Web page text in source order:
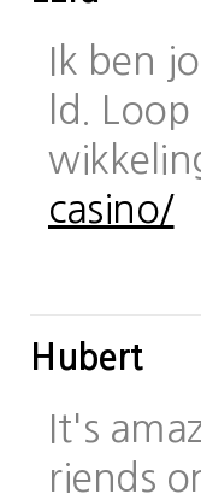
Ik ben
ld.
casino/
Hubert
It's
riends